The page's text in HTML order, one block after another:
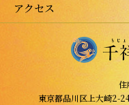
アクセス
住
東京都品川区上大崎2-